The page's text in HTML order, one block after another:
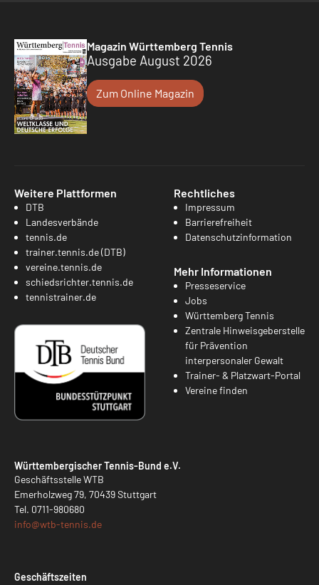
Magazin Württemberg Tennis
Ausgabe August 2026
Zum Online Magazin
Weitere Plattformen
DTB
Landesverbände
tennis.de
trainer.tennis.de (DTB)
vereine.tennis.de
schiedsrichter.tennis.de
tennistrainer.de
Rechtliches
Impressum
Barrierefreiheit
Datenschutzinformation
Mehr Informationen
Presseservice
Jobs
Württemberg Tennis
Zentrale Hinweisgeberstelle
für Prävention
interpersonaler Gewalt
Trainer- & Platzwart-Portal
Vereine finden
Württembergischer Tennis-Bund e.V.
Geschäftsstelle WTB
Emerholzweg 79, 70439 Stuttgart
Tel. 0711-980680
info@wtb-tennis.de
Geschäftszeiten